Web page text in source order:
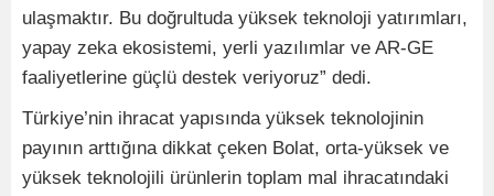
ulaşmaktır. Bu doğrultuda yüksek teknoloji yatırımları,
yapay zeka ekosistemi, yerli yazılımlar ve AR-GE
faaliyetlerine güçlü destek veriyoruz” dedi.
Türkiye’nin ihracat yapısında yüksek teknolojinin
payının arttığına dikkat çeken Bolat, orta-yüksek ve
yüksek teknolojili ürünlerin toplam mal ihracatındaki